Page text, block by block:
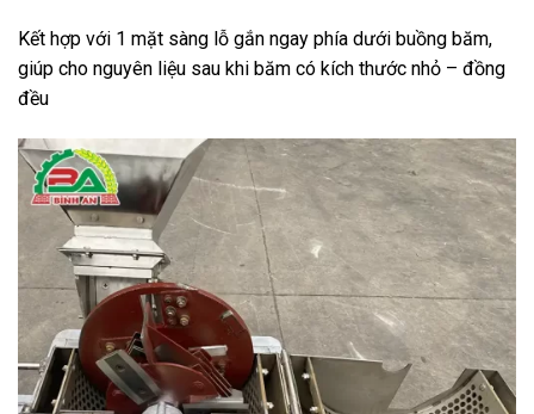
Kết hợp với 1 mặt sàng lỗ gắn ngay phía dưới buồng băm,
giúp cho nguyên liệu sau khi băm có kích thước nhỏ – đồng
đều